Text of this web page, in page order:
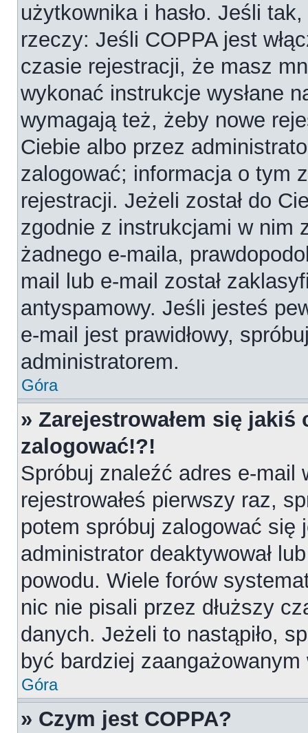
użytkownika i hasło. Jeśli
rzeczy: Jeśli COPPA jest
czasie rejestracji, że masz
wykonać instrukcje wysłane
wymagają też, żeby nowe
Ciebie albo przez
zalogować; informacja o tym
rejestracji. Jeżeli został do
zgodnie z instrukcjami w nim
żadnego e-maila,
mail lub e-mail został
antyspamowy. Jeśli jesteś
e-mail jest prawidłowy,
administratorem.
Góra
» Zarejestrowałem się
zalogować!?!
Spróbuj znaleźć adres e-mail
rejestrowałeś pierwszy raz,
potem spróbuj zalogować
administrator deaktywował
powodu. Wiele forów
nic nie pisali przez dłuższy
danych. Jeżeli to nastąpiło,
być bardziej
Góra
» Czym jest COPPA?